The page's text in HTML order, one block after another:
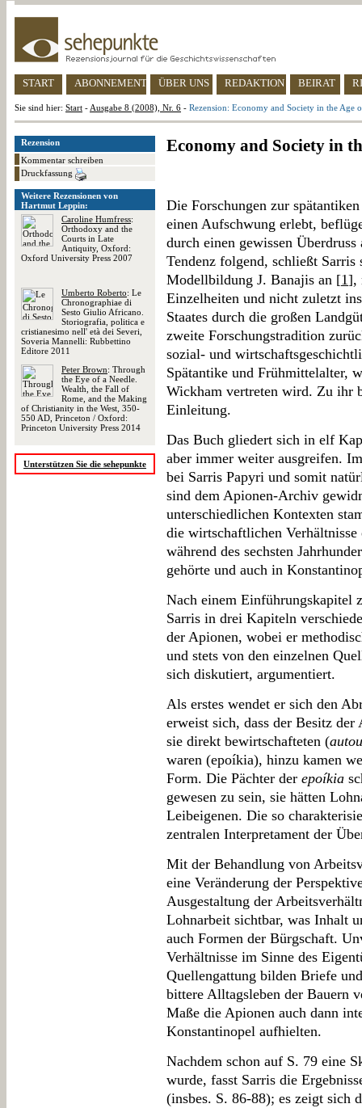
START ABONNEMENT ÜBER UNS REDAKTION BEIRAT
Sie sind hier: Start - Ausgabe 8 (2008), Nr. 6 - Rezension: Economy and Society in the Age
Rezension
Kommentar schreiben
Druckfassung
Weitere Rezensionen von
Hartmut Leppin:
Caroline Humfress:
Orthodoxy and the
Courts in Late
Antiquity, Oxford:
Oxford University Press 2007
Umberto Roberto: Le
Chronographiae di
Sesto Giulio Africano.
Storiografia, politica e
cristianesimo nell' età dei Severi,
Soveria Mannelli: Rubbettino
Editore 2011
Peter Brown: Through
the Eye of a Needle.
Wealth, the Fall of
Rome, and the Making
of Christianity in the West, 350-
550 AD, Princeton / Oxford:
Princeton University Press 2014
Unterstützen Sie die sehepunkte
Economy and Society in
Die Forschungen zur
einen Aufschwung erlebt,
durch einen gewissen
Tendenz folgend, schließt
Modellbildung J. Banajis an [1],
Einzelheiten und nicht zuletzt
Staates durch die großen
zweite Forschungstradition
sozial- und
Spätantike und Frühmittelalter,
Wickham vertreten wird. Zu ihr
Einleitung.
Das Buch gliedert sich in elf
aber immer weiter ausgreifen.
bei Sarris Papyri und somit
sind dem Apionen-Archiv
unterschiedlichen Kontexten
die wirtschaftlichen
während des sechsten
gehörte und auch in
Nach einem Einführungskapitel
Sarris in drei Kapiteln
der Apionen, wobei er
und stets von den einzelnen
sich diskutiert, argumentiert.
Als erstes wendet er sich den
erweist sich, dass der Besitz
sie direkt bewirtschafteten (
waren (epoíkia), hinzu kamen
Form. Die Pächter der epoíkia
gewesen zu sein, sie hätten
Leibeigenen. Die so
zentralen Interpretament der
Mit der Behandlung von
eine Veränderung der
Ausgestaltung der
Lohnarbeit sichtbar, was Inhalt
auch Formen der Bürgschaft.
Verhältnisse im Sinne des
Quellengattung bilden Briefe
bittere Alltagsleben der Bauern
Maße die Apionen auch dann
Konstantinopel aufhielten.
Nachdem schon auf S. 79 eine
wurde, fasst Sarris die
(insbes. S. 86-88); es zeigt sich